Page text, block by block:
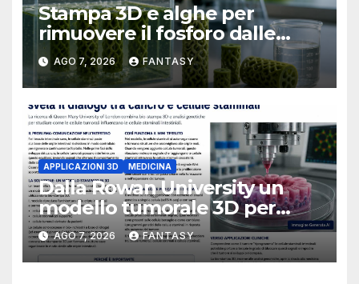
Stampa 3D e alghe per
rimuovere il fosforo dalle
acque il progetto della
Florida Atlantic University
AGO 7, 2026 FANTASY
APPLICAZIONI 3D MEDICINA
Dalla Rowan University un
modello tumorale 3D per
studiare il dialogo tra cancro
e cellule staminali
AGO 7, 2026 FANTASY